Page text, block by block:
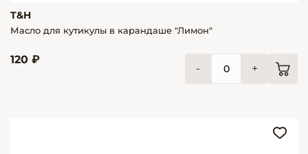
T&H
Масло для кутикулы в карандаше "Лимон"
120 ₽
- +